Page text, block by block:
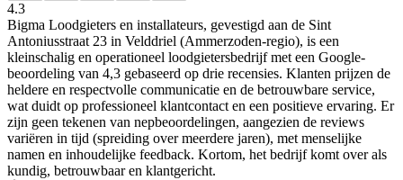
4.3
Bigma Loodgieters en installateurs, gevestigd aan de Sint
Antoniusstraat 23 in Velddriel (Ammerzoden-regio), is een
kleinschalig en operationeel loodgietersbedrijf met een Google-
beoordeling van 4,3 gebaseerd op drie recensies. Klanten prijzen de
heldere en respectvolle communicatie en de betrouwbare service,
wat duidt op professioneel klantcontact en een positieve ervaring. Er
zijn geen tekenen van nepbeoordelingen, aangezien de reviews
variëren in tijd (spreiding over meerdere jaren), met menselijke
namen en inhoudelijke feedback. Kortom, het bedrijf komt over als
kundig, betrouwbaar en klantgericht.